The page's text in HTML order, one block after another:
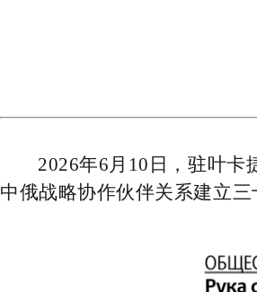
2026年6月10日，驻叶
中俄战略协作伙伴关系建立